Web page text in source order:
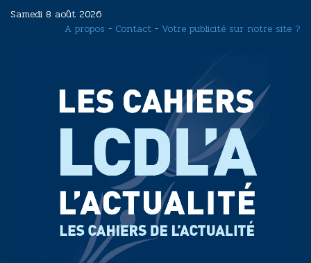
Samedi 8 août 2026
A propos - Contact - Votre publicité sur notre site ?